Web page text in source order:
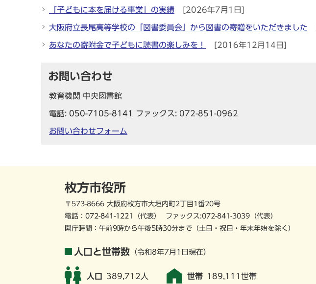
「子どもに本を届ける事業」の実績 [2026年7月1日]
大阪府立長尾高等学校の「図書委員会」から図書の寄贈をいただきました
あなたの寄附金で子どもに読書の楽しみを！ [2016年12月14日]
お問い合わせ
教育機関 中央図書館
電話: 050-7105-8141 ファックス: 072-851-0962
お問い合わせフォーム
枚方市役所
〒573-8666 大阪府枚方市大垣内町2丁目1番20号
電話： 072-841-1221 （代表） ファックス:072-841-3039（代表）
開庁時間：午前9時から午後5時30分まで （土日・祝日・年末年始を除く）
人口と世帯数 （令和8年7月1日現在）
人口 389,712人 世帯 189,111世帯